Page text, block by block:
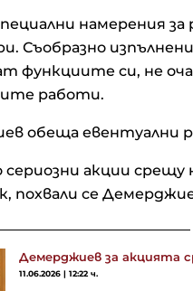
намерения за
Съобразно
функциите си, не
работи.
обеща евентуални
сериозни акции срещу
похвали се
Демерджиев за акцията
11.06.2026 | 12:22 ч.